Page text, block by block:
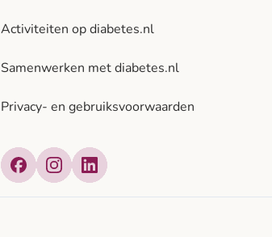
Activiteiten op diabetes.nl
Samenwerken met diabetes.nl
Privacy- en gebruiksvoorwaarden
FacebookInstagram
LinkedIn